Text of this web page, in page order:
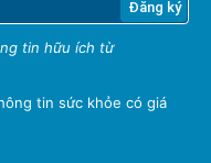
tin hữu ích từ
tin sức khỏe có giá